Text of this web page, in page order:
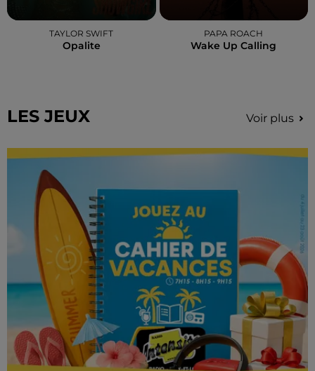
TAYLOR SWIFT
Opalite
PAPA ROACH
Wake Up Calling
LES JEUX Voir plus